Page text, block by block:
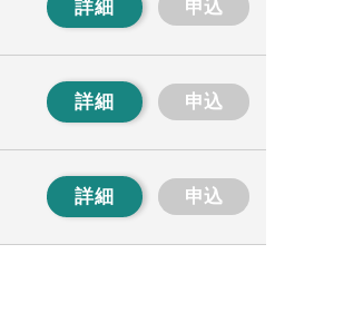
詳細 申込
詳細 申込
詳細 申込